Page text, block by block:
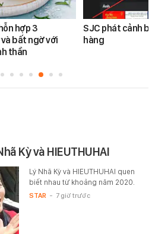
hợp 3
bất ngờ với
thần
SJC phát cảnh
hàng
Kỳ và HIEUTHUHAI
Lý Nhã Kỳ và HIEUTHUHAI quen
biết nhau từ khoảng năm 2020.
STAR - 7 giờ trước